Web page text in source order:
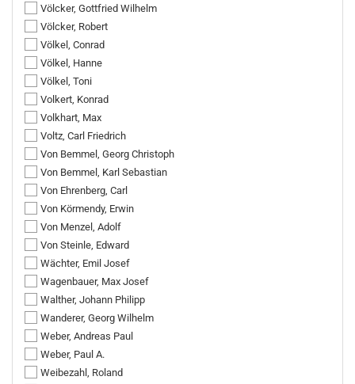
Völcker, Gottfried Wilhelm
Völcker, Robert
Völkel, Conrad
Völkel, Hanne
Völkel, Toni
Volkert, Konrad
Volkhart, Max
Voltz, Carl Friedrich
Von Bemmel, Georg Christoph
Von Bemmel, Karl Sebastian
Von Ehrenberg, Carl
Von Körmendy, Erwin
Von Menzel, Adolf
Von Steinle, Edward
Wächter, Emil Josef
Wagenbauer, Max Josef
Walther, Johann Philipp
Wanderer, Georg Wilhelm
Weber, Andreas Paul
Weber, Paul A.
Weibezahl, Roland